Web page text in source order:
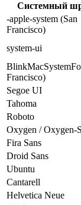
Системный
-apple-system (San
Francisco)
system-ui
Francisco)
Segoe UI
Tahoma
Roboto
Oxygen / Oxygen-
Fira Sans
Droid Sans
Ubuntu
Cantarell
Helvetica Neue